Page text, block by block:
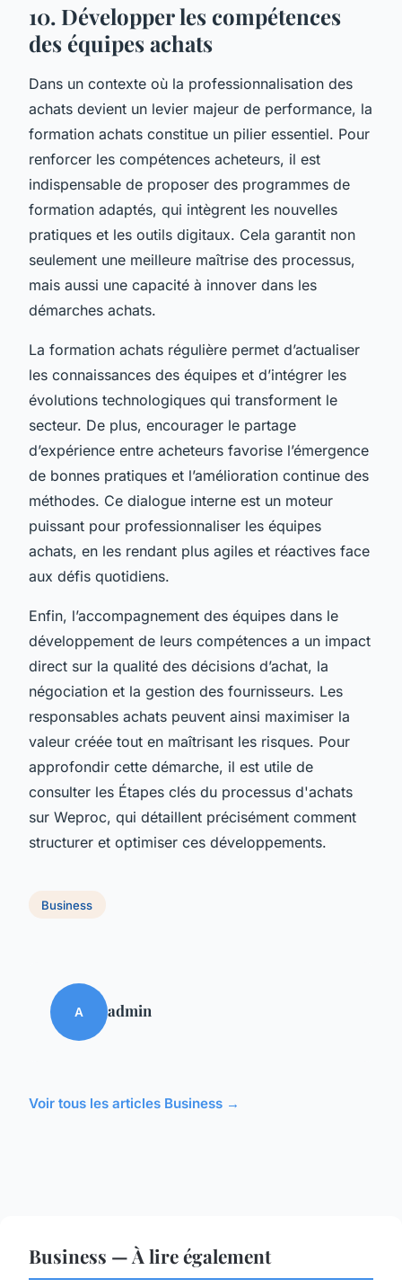
10. Développer les compétences
des équipes achats
Dans un contexte où la professionnalisation des
achats devient un levier majeur de performance, la
formation achats constitue un pilier essentiel. Pour
renforcer les compétences acheteurs, il est
indispensable de proposer des programmes de
formation adaptés, qui intègrent les nouvelles
pratiques et les outils digitaux. Cela garantit non
seulement une meilleure maîtrise des processus,
mais aussi une capacité à innover dans les
démarches achats.
La formation achats régulière permet d’actualiser
les connaissances des équipes et d’intégrer les
évolutions technologiques qui transforment le
secteur. De plus, encourager le partage
d’expérience entre acheteurs favorise l’émergence
de bonnes pratiques et l’amélioration continue des
méthodes. Ce dialogue interne est un moteur
puissant pour professionnaliser les équipes
achats, en les rendant plus agiles et réactives face
aux défis quotidiens.
Enfin, l’accompagnement des équipes dans le
développement de leurs compétences a un impact
direct sur la qualité des décisions d’achat, la
négociation et la gestion des fournisseurs. Les
responsables achats peuvent ainsi maximiser la
valeur créée tout en maîtrisant les risques. Pour
approfondir cette démarche, il est utile de
consulter les Étapes clés du processus d'achats
sur Weproc, qui détaillent précisément comment
structurer et optimiser ces développements.
Business
A admin
Voir tous les articles Business →
Business — À lire également